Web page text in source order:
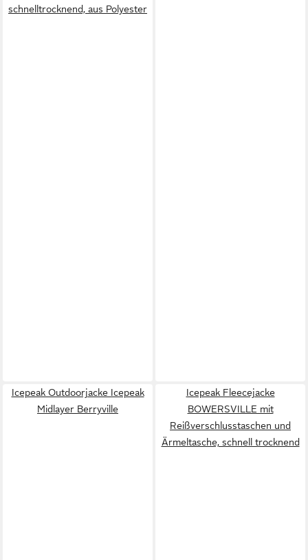
schnelltrocknend, aus Polyester
Icepeak Outdoorjacke Icepeak
Midlayer Berryville
Icepeak Fleecejacke
BOWERSVILLE mit
Reißverschlusstaschen und
Ärmeltasche, schnell trocknend